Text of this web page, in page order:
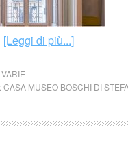
[Leggi di più...]
VARIE
CASA MUSEO BOSCHI DI